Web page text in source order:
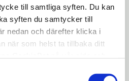
till samtliga syften. Du kan
syften du samtycker till
nedan och därefter klicka i
när som helst ta tillbaka ditt
resurserna för dessa
hårda vintern. Arbetet
i
ett hål eller en
grundligt. Arbetet